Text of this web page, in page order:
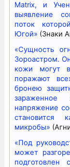
Matrix, и
выявление
поток
Югой» (Знаки
«Сущность
Зороастром.
кожи могут
поражают
бронею
напряжение
становится
микробы»
«Под
может
подготовлен